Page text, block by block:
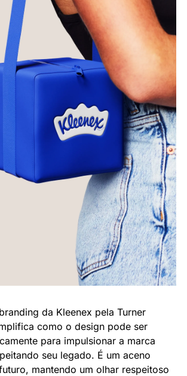
da Kleenex pela Turner
como o design pode ser
para impulsionar a marca
seu legado. É um aceno
mantendo um olhar respeitoso